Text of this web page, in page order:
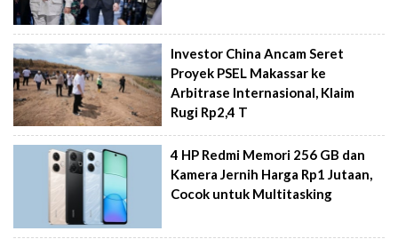
Investor China Ancam Seret
Proyek PSEL Makassar ke
Arbitrase Internasional, Klaim
Rugi Rp2,4 T
4 HP Redmi Memori 256 GB dan
Kamera Jernih Harga Rp1 Jutaan,
Cocok untuk Multitasking